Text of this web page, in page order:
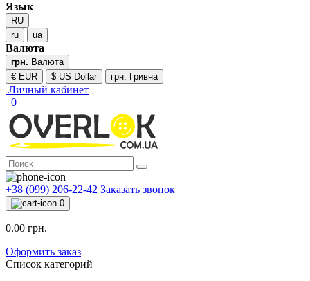
Язык
RU
ru
ua
Валюта
грн. Валюта
€ EUR
$ US Dollar грн. Гривна
Личный кабинет
0
+38 (099) 206-22-42 Заказать звонок
0
0.00 грн.
Оформить заказ
Список категорий